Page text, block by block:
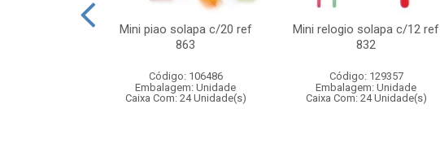
Mini piao solapa c/20 ref
863
Código: 106486
Embalagem: Unidade
Caixa Com: 24 Unidade(s)
Mini relogio solapa c/12 ref
832
Código: 129357
Embalagem: Unidade
Caixa Com: 24 Unidade(s)